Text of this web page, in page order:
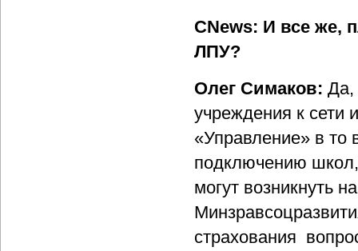
CNews: И все же,
ЛПУ?
Олег Симаков: Да,
учреждения к сети
«Управление» в то
подключению
могут возникнуть
страхования